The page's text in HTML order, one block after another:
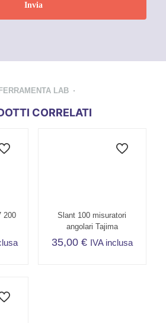
FERRAMENTA LAB
CORRELATI
200
Slant 100 misuratori
angolari Tajima
35,00 € IVA inclusa